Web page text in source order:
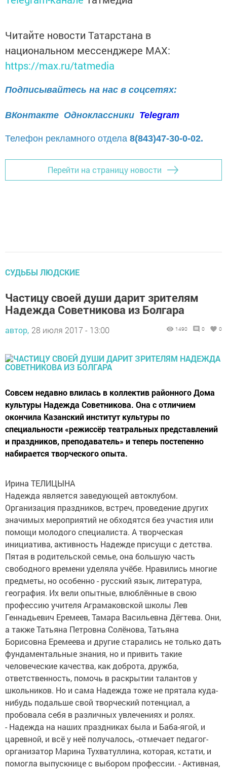
Читайте новости Татарстана в
национальном мессенджере MАХ:
https://max.ru/tatmedia
Подписывайтесь на нас в соцсетях:
ВКонтакте Одноклассники Telegram
Телефон рекламного отдела 8(843)47-30-0-02.
Перейти на страницу новости
СУДЬБЫ ЛЮДСКИЕ
Частицу своей души дарит зрителям
Надежда Советникова из Болгара
автор, 28 июля 2017 - 13:00 1490 0 0
Совсем недавно влилась в коллектив районного Дома
культуры Надежда Советникова. Она с отличием
окончила Казанский институт культуры по
специальности «режиссёр театральных представлений
и праздников, преподаватель» и теперь постепенно
набирается творческого опыта.
Ирина ТЕЛИЦЫНА
Надежда является заведующей автоклубом.
Организация праздников, встреч, проведение других
значимых мероприятий не обходятся без участия или
помощи молодого специалиста. А творческая
инициатива, активность Надежде присущи с детства.
Пятая в родительской семье, она большую часть
свободного времени уделяла учёбе. Нравились многие
предметы, но особенно - русский язык, литература,
география. Их вели опытные, влюблённые в свою
профессию учителя Аграмаковской школы Лев
Геннадьевич Еремеев, Тамара Васильевна Дёгтева. Они,
а также Татьяна Петровна Солёнова, Татьяна
Борисовна Еремеева и другие старались не только дать
фундаментальные знания, но и привить такие
человеческие качества, как доброта, дружба,
ответственность, помочь в раскрытии талантов у
школьников. Но и сама Надежда тоже не прятала куда-
нибудь подальше свой творческий потенциал, а
пробовала себя в различных увлечениях и ролях.
- Надежда на наших праздниках была и Баба-ягой, и
царевной, и всё у неё получалось, -отмечает педагог-
организатор Марина Тухватуллина, которая, кстати, и
помогла выпускнице с выбором профессии. - Активная,